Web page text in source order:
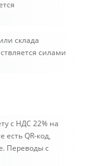
склада
силами
c НДС 22% на
QR-код,
Переводы с